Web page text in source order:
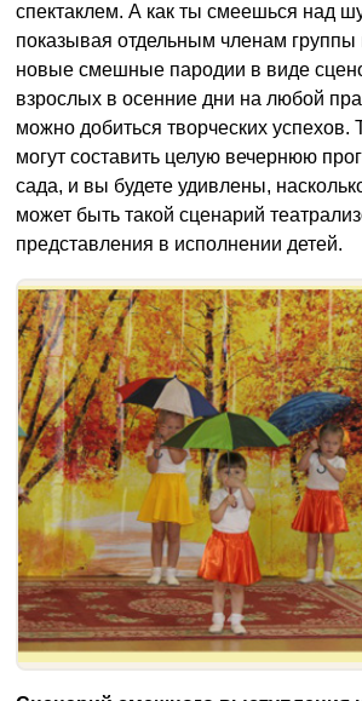
спектаклем. А как ты смеешься над
показывая отдельным членам группы
новые смешные пародии в виде
взрослых в осенние дни на любой
можно добиться творческих успехов.
могут составить целую вечернюю
сада, и вы будете удивлены,
может быть такой сценарий
представления в исполнении детей.